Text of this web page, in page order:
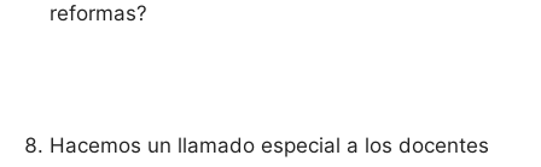
reformas?
Hacemos un llamado especial a los docentes